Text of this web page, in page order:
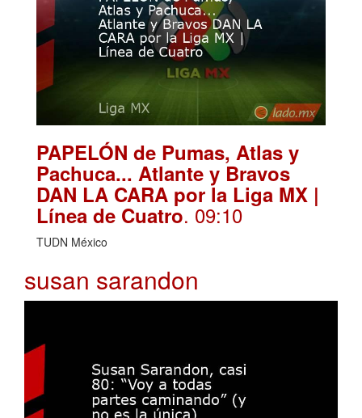
PAPELÓN de Pumas, Atlas y
Pachuca... Atlante y Bravos
DAN LA CARA por la Liga MX |
Línea de Cuatro. 09:10
TUDN México
susan sarandon